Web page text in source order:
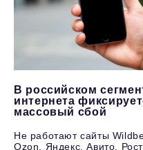
В российском
интернета
массовый сбой
Не работают сайты
Ozon, Яндекс, Авито,